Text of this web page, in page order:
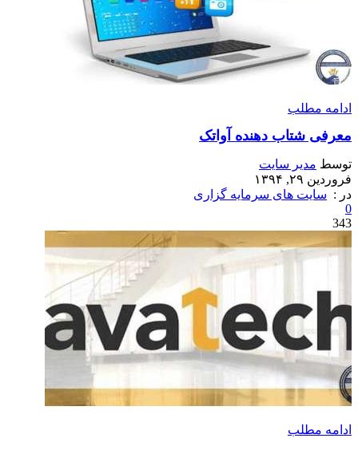
ادامه مطلب
معرفی شتاب دهنده آواتک
توسط مدیر سایت
فروردین ۲۹, ۱۳۹۴
در : سایت های سرمایه گزاری
0
343
ادامه مطلب